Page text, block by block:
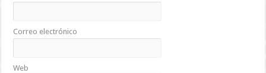
Correo electrónico
Web